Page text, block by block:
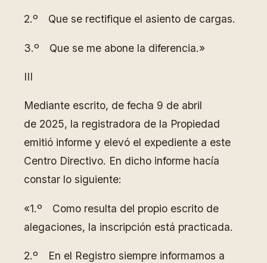
2.º Que se rectifique el asiento de cargas.
3.º Que se me abone la diferencia.»
III
Mediante escrito, de fecha 9 de abril
de 2025, la registradora de la Propiedad
emitió informe y elevó el expediente a este
Centro Directivo. En dicho informe hacía
constar lo siguiente:
«1.º Como resulta del propio escrito de
alegaciones, la inscripción está practicada.
2.º En el Registro siempre informamos a